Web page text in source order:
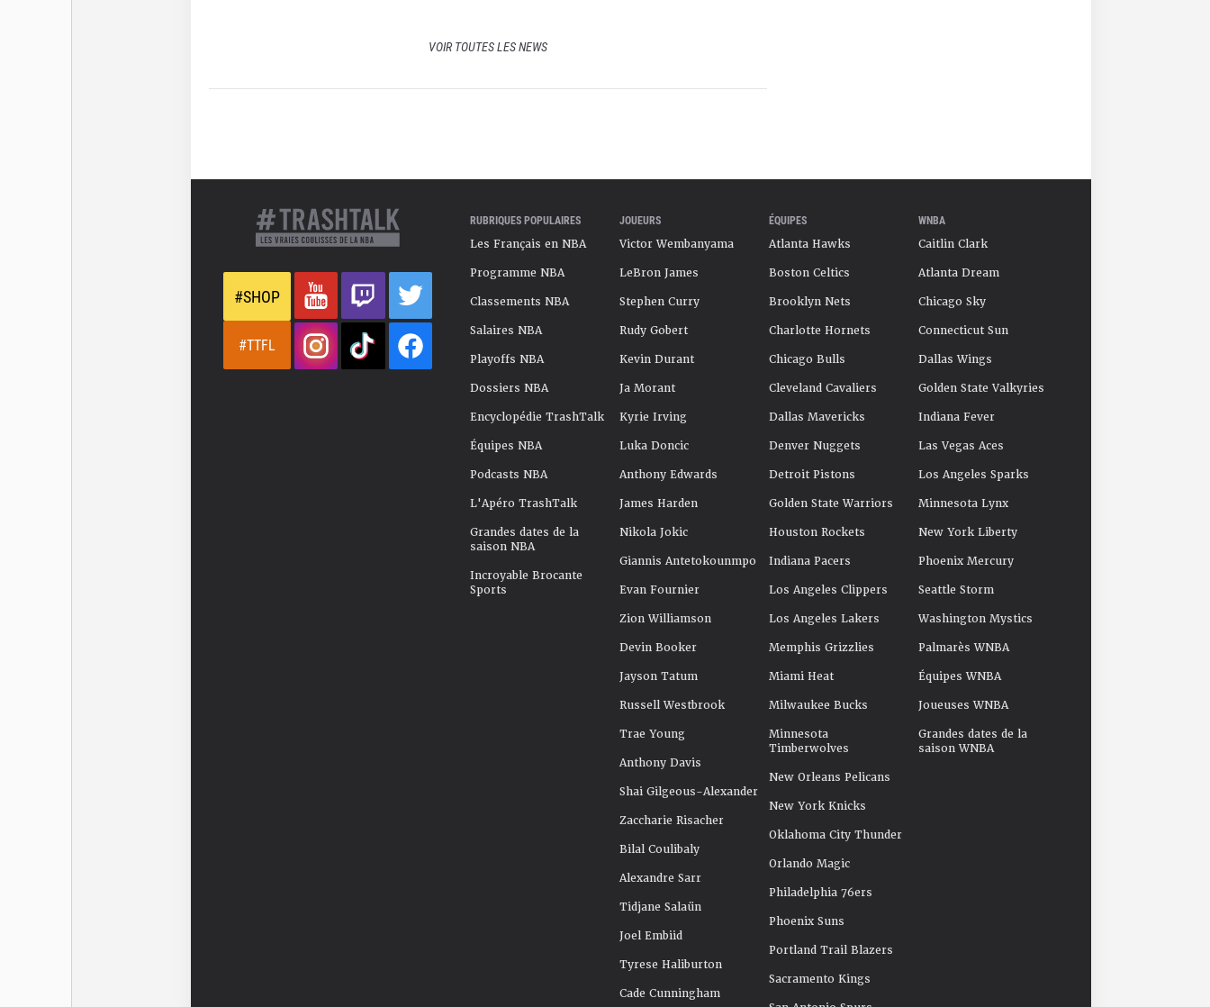
VOIR TOUTES LES NEWS
#SHOP
#TTFL
RUBRIQUES POPULAIRES
Les Français en NBA
Programme NBA
Classements NBA
Salaires NBA
Playoffs NBA
Dossiers NBA
Encyclopédie TrashTalk
Équipes NBA
Podcasts NBA
L'Apéro TrashTalk
Grandes dates de la
saison NBA
Incroyable Brocante
Sports
JOUEURS
Victor Wembanyama
LeBron James
Stephen Curry
Rudy Gobert
Kevin Durant
Ja Morant
Kyrie Irving
Luka Doncic
Anthony Edwards
James Harden
Nikola Jokic
Giannis Antetokounmpo
Evan Fournier
Zion Williamson
Devin Booker
Jayson Tatum
Russell Westbrook
Trae Young
Anthony Davis
Shai Gilgeous-Alexander
Zaccharie Risacher
Bilal Coulibaly
Alexandre Sarr
Tidjane Salaün
Joel Embiid
Tyrese Haliburton
Cade Cunningham
ÉQUIPES
Atlanta Hawks
Boston Celtics
Brooklyn Nets
Charlotte Hornets
Chicago Bulls
Cleveland Cavaliers
Dallas Mavericks
Denver Nuggets
Detroit Pistons
Golden State Warriors
Houston Rockets
Indiana Pacers
Los Angeles Clippers
Los Angeles Lakers
Memphis Grizzlies
Miami Heat
Milwaukee Bucks
Minnesota
Timberwolves
New Orleans Pelicans
New York Knicks
Oklahoma City Thunder
Orlando Magic
Philadelphia 76ers
Phoenix Suns
Portland Trail Blazers
Sacramento Kings
WNBA
Caitlin Clark
Atlanta Dream
Chicago Sky
Connecticut Sun
Dallas Wings
Golden State Valkyries
Indiana Fever
Las Vegas Aces
Los Angeles Sparks
Minnesota Lynx
New York Liberty
Phoenix Mercury
Seattle Storm
Washington Mystics
Palmarès WNBA
Équipes WNBA
Joueuses WNBA
Grandes dates de la
saison WNBA